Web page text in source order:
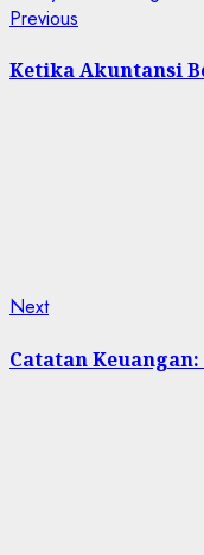
Post
navigation
Previous
Ketika Akuntansi
NextNext
Catatan